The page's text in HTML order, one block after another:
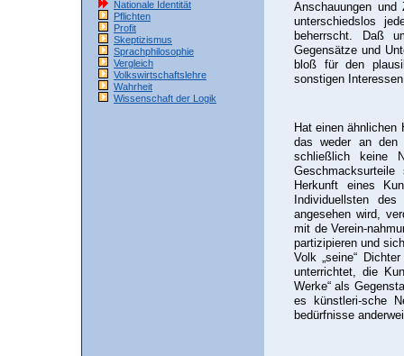
Nationale Identität
Pflichten
Profit
Skeptizismus
Sprachphilosophie
Vergleich
Volkswirtschaftslehre
Wahrheit
Wissenschaft der Logik
Anschauungen
unterschiedslos
beherrscht. Daß
Gegensätze und
bloß für den
sonstigen
Hat einen ähnlichen
das weder an den
schließlich keine
Herkunft eines
Individuellsten
angesehen wird,
mit de Verein-
partizipieren und
Volk „seine“
unterrichtet, die
Werke“ als
es künstleri-sche
bedürfnisse